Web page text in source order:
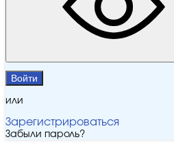
Войти
или
Зарегистрироваться
Забыли пароль?